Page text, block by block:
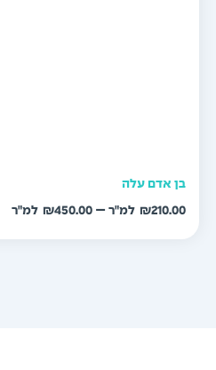
בן אדם עלה
₪210.00
–
₪450.00